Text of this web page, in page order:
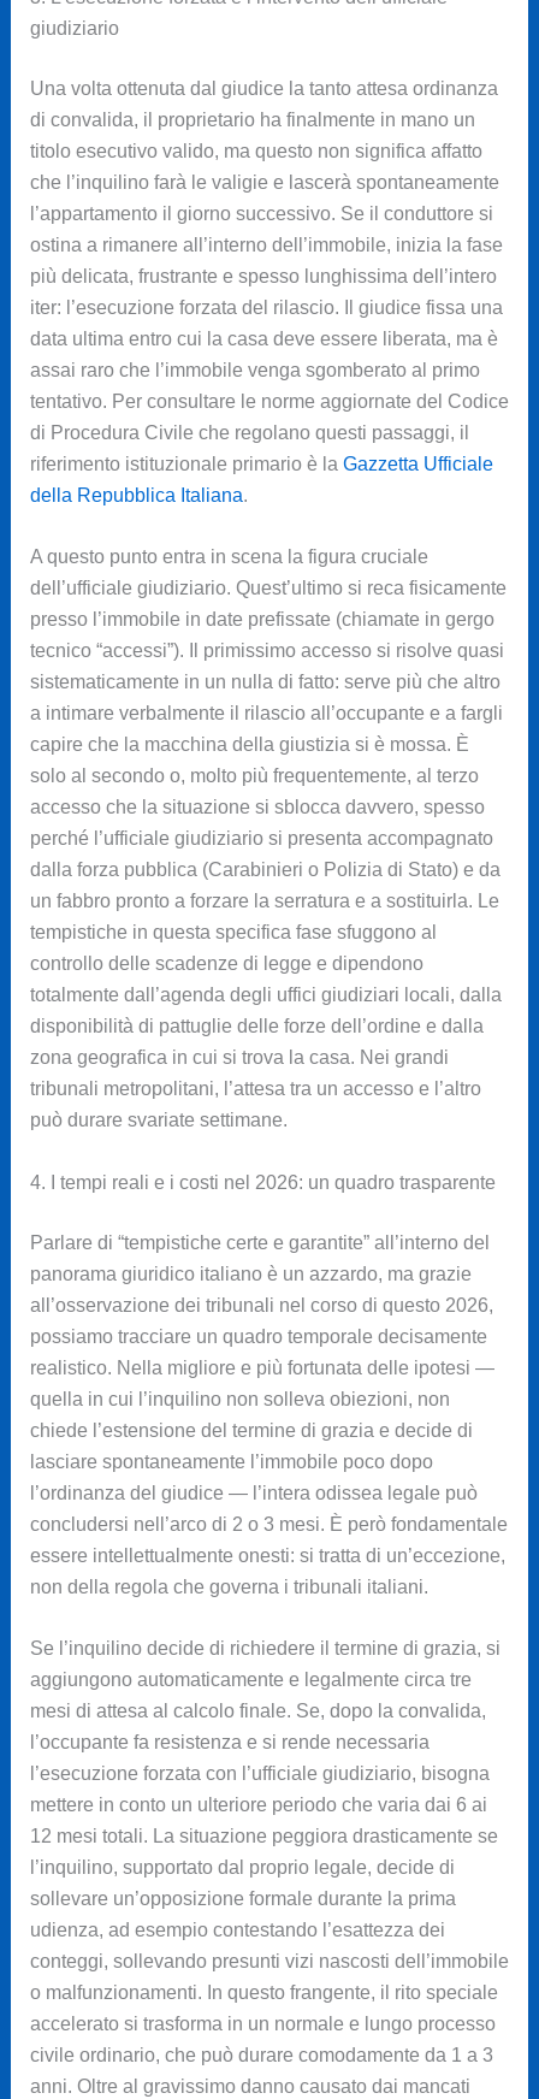
giudiziario
Una volta ottenuta dal giudice la tanto attesa ordinanza
di convalida, il proprietario ha finalmente in mano un
titolo esecutivo valido, ma questo non significa affatto
che l’inquilino farà le valigie e lascerà spontaneamente
l’appartamento il giorno successivo. Se il conduttore si
ostina a rimanere all’interno dell’immobile, inizia la fase
più delicata, frustrante e spesso lunghissima dell’intero
iter: l’esecuzione forzata del rilascio. Il giudice fissa una
data ultima entro cui la casa deve essere liberata, ma è
assai raro che l’immobile venga sgomberato al primo
tentativo. Per consultare le norme aggiornate del Codice
di Procedura Civile che regolano questi passaggi, il
riferimento istituzionale primario è la Gazzetta Ufficiale
della Repubblica Italiana.
A questo punto entra in scena la figura cruciale
dell’ufficiale giudiziario. Quest’ultimo si reca fisicamente
presso l’immobile in date prefissate (chiamate in gergo
tecnico “accessi”). Il primissimo accesso si risolve quasi
sistematicamente in un nulla di fatto: serve più che altro
a intimare verbalmente il rilascio all’occupante e a fargli
capire che la macchina della giustizia si è mossa. È
solo al secondo o, molto più frequentemente, al terzo
accesso che la situazione si sblocca davvero, spesso
perché l’ufficiale giudiziario si presenta accompagnato
dalla forza pubblica (Carabinieri o Polizia di Stato) e da
un fabbro pronto a forzare la serratura e a sostituirla. Le
tempistiche in questa specifica fase sfuggono al
controllo delle scadenze di legge e dipendono
totalmente dall’agenda degli uffici giudiziari locali, dalla
disponibilità di pattuglie delle forze dell’ordine e dalla
zona geografica in cui si trova la casa. Nei grandi
tribunali metropolitani, l’attesa tra un accesso e l’altro
può durare svariate settimane.
4. I tempi reali e i costi nel 2026: un quadro trasparente
Parlare di “tempistiche certe e garantite” all’interno del
panorama giuridico italiano è un azzardo, ma grazie
all’osservazione dei tribunali nel corso di questo 2026,
possiamo tracciare un quadro temporale decisamente
realistico. Nella migliore e più fortunata delle ipotesi —
quella in cui l’inquilino non solleva obiezioni, non
chiede l’estensione del termine di grazia e decide di
lasciare spontaneamente l’immobile poco dopo
l’ordinanza del giudice — l’intera odissea legale può
concludersi nell’arco di 2 o 3 mesi. È però fondamentale
essere intellettualmente onesti: si tratta di un’eccezione,
non della regola che governa i tribunali italiani.
Se l’inquilino decide di richiedere il termine di grazia, si
aggiungono automaticamente e legalmente circa tre
mesi di attesa al calcolo finale. Se, dopo la convalida,
l’occupante fa resistenza e si rende necessaria
l’esecuzione forzata con l’ufficiale giudiziario, bisogna
mettere in conto un ulteriore periodo che varia dai 6 ai
12 mesi totali. La situazione peggiora drasticamente se
l’inquilino, supportato dal proprio legale, decide di
sollevare un’opposizione formale durante la prima
udienza, ad esempio contestando l’esattezza dei
conteggi, sollevando presunti vizi nascosti dell’immobile
o malfunzionamenti. In questo frangente, il rito speciale
accelerato si trasforma in un normale e lungo processo
civile ordinario, che può durare comodamente da 1 a 3
anni. Oltre al gravissimo danno causato dai mancati